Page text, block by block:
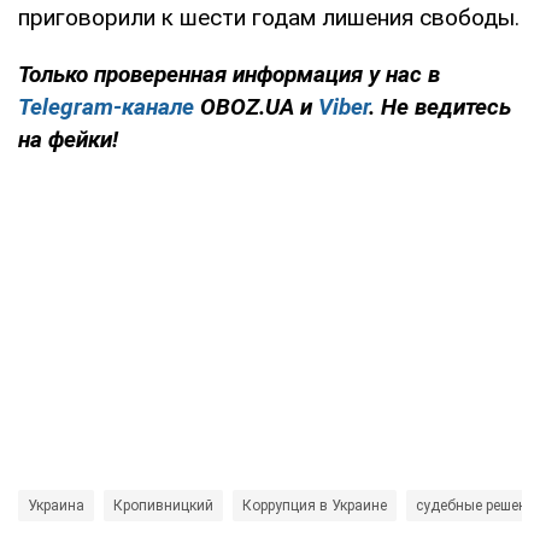
приговорили к шести годам лишения свободы.
Только проверенная информация у нас в
Telegram-канале OBOZ.UA и Viber. Не ведитесь
на фейки!
Украина Кропивницкий Коррупция в Украине судебные